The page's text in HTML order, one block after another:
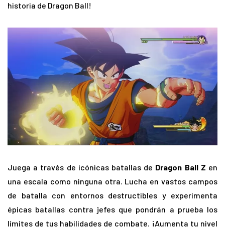
historia de Dragon Ball!
Juega a través de icónicas batallas de Dragon Ball Z en
una escala como ninguna otra. Lucha en vastos campos
de batalla con entornos destructibles y experimenta
épicas batallas contra jefes que pondrán a prueba los
límites de tus habilidades de combate. ¡Aumenta tu nivel